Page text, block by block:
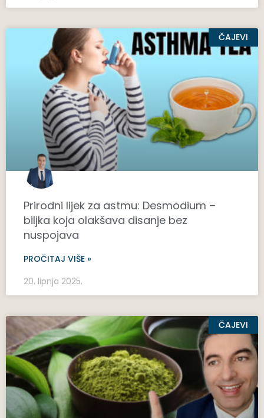
ČAJEVI
Prirodni lijek za astmu: Desmodium –
biljka koja olakšava disanje bez
nuspojava
PROČITAJ VIŠE »
20. lipnja 2025.
ČAJEVI